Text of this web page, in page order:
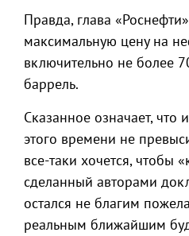
Правда, глава
максимальную цену на
включительно не более
баррель.
Сказанное означает, что
этого времени не
все-таки хочется, чтобы
сделанный авторами
остался не благим
реальным ближайшим